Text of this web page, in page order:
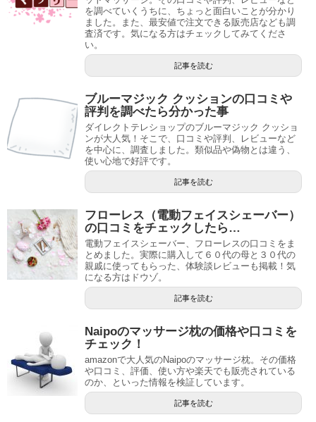
を調べていくうちに、ちょっと面白いことが分かり
ました。また、最安値で注文できる販売店なども調
査済です。気になる方はチェックしてみてくださ
い。
記事を読む
ブルーマジック クッションの口コミや
評判を調べたら分かった事
ダイレクトテレショップのブルーマジック クッショ
ンが大人気！そこで、口コミや評判、レビューなど
を中心に、調査しました。類似品や偽物とは違う、
使い心地で好評です。
記事を読む
フローレス（電動フェイスシェーバー）
の口コミをチェックしたら…
電動フェイスシェーバー、フローレスの口コミをま
とめました。実際に購入して６０代の母と３０代の
親戚に使ってもらった、体験談レビューも掲載！気
になる方はドウゾ。
記事を読む
Naipoのマッサージ枕の価格や口コミを
チェック！
amazonで大人気のNaipoのマッサージ枕。その価格
や口コミ、評価、使い方や楽天でも販売されている
のか、といった情報を検証しています。
記事を読む